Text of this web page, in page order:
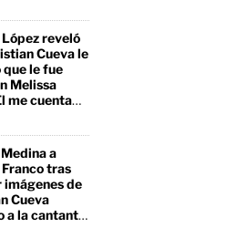
reveló
Cueva le
que le fue
Melissa
me cuenta
a
tras
de
Cueva
a la cantante: